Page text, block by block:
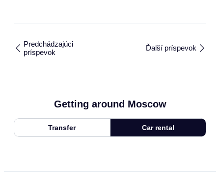
Predchádzajúci
príspevok
Ďalší príspevok
Getting around Moscow
Transfer Car rental